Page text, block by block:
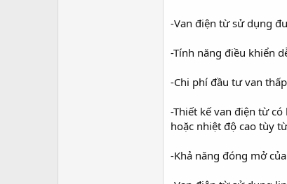
-Van điện từ sử dụng
-Tính năng điều khiển
-Chi phí đầu tư van
-Thiết kế van điện từ
hoặc nhiệt độ cao tùy
-Khả năng đóng mở